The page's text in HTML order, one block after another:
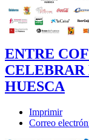
ENTRE
CELEBRAR
HUESCA
Imprimir
Correo